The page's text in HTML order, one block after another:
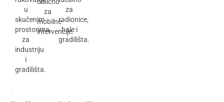
u
skučenim
prostorima,
za
industriju
i
gradilišta.
za
mobilne
intervencije.
za
radionice,
hale i
gradilišta.
˙